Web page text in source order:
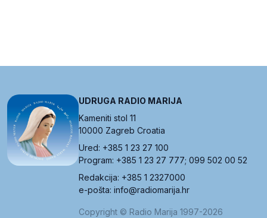
UDRUGA RADIO MARIJA
Kameniti stol 11
10000 Zagreb Croatia
Ured: +385 1 23 27 100
Program: +385 1 23 27 777; 099 502 00 52
Redakcija: +385 1 2327000
e-pošta: info@radiomarija.hr
Copyright © Radio Marija 1997-2026